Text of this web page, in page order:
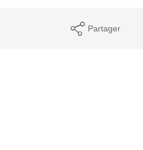
Partager